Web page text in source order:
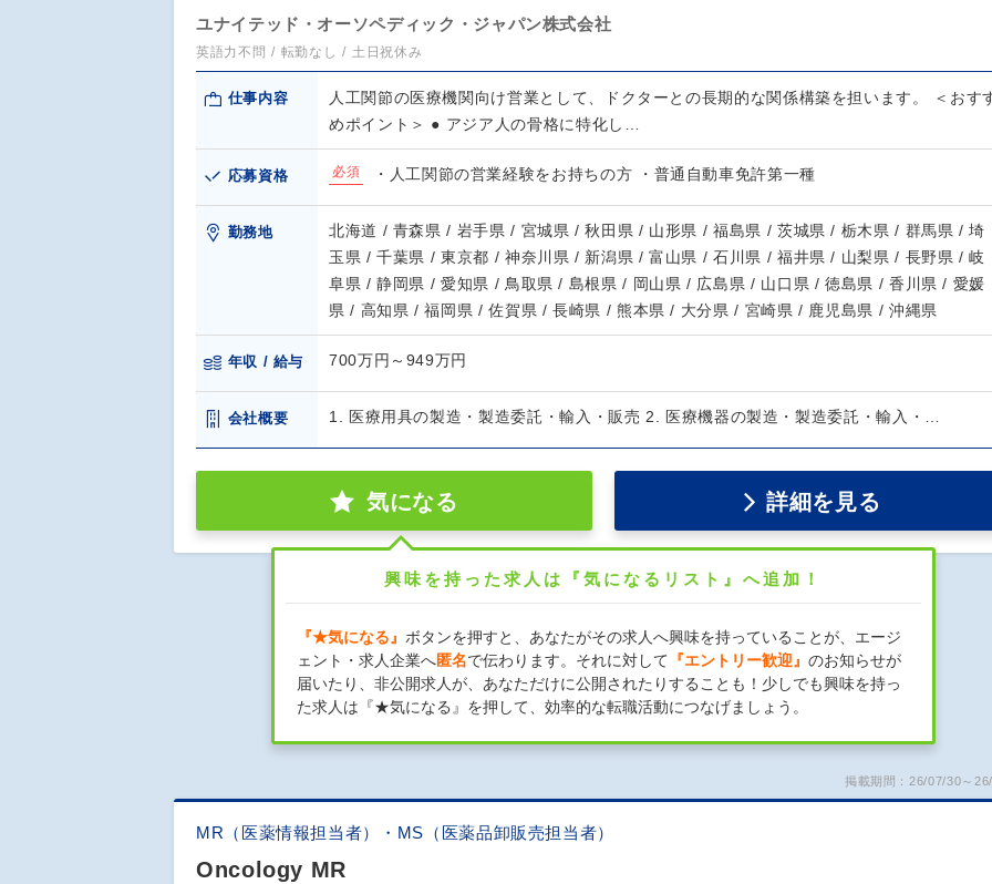
ユナイテッド・オーソペディック・ジャパン株式会社
英語力不問 転勤なし 土日祝休み
仕事内容
人工関節の医療機関向け営業として、ドクターとの長期的な関係構築を担います。 ＜おす
めポイント＞ ● アジア人の骨格に特化し…
応募資格 必須 ・人工関節の営業経験をお持ちの方 ・普通自動車免許第一種
勤務地
北海道 / 青森県 / 岩手県 / 宮城県 / 秋田県 / 山形県 / 福島県 / 茨城県 / 栃木県 / 群馬県 / 埼
玉県 / 千葉県 / 東京都 / 神奈川県 / 新潟県 / 富山県 / 石川県 / 福井県 / 山梨県 / 長野県 / 岐
阜県 / 静岡県 / 愛知県 / 鳥取県 / 島根県 / 岡山県 / 広島県 / 山口県 / 徳島県 / 香川県 / 愛媛
県 / 高知県 / 福岡県 / 佐賀県 / 長崎県 / 熊本県 / 大分県 / 宮崎県 / 鹿児島県 / 沖縄県
年収 / 給与 700万円～949万円
会社概要 1. 医療用具の製造・製造委託・輸入・販売 2. 医療機器の製造・製造委託・輸入・…
気になる 詳細を見る
興味を持った求人は『気になるリスト』へ追加！
『★気になる』 ボタンを押すと、あなたがその求人へ興味を持っていることが、エージ
ェント・求人企業へ匿名で伝わります。それに対して 『エントリー歓迎』 のお知らせが
届いたり、非公開求人が、あなただけに公開されたりすることも！少しでも興味を持っ
た求人は『★気になる』を押して、効率的な転職活動につなげましょう。
掲載期間：26/07/30～
MR（医薬情報担当者）・MS（医薬品卸販売担当者）
Oncology MR